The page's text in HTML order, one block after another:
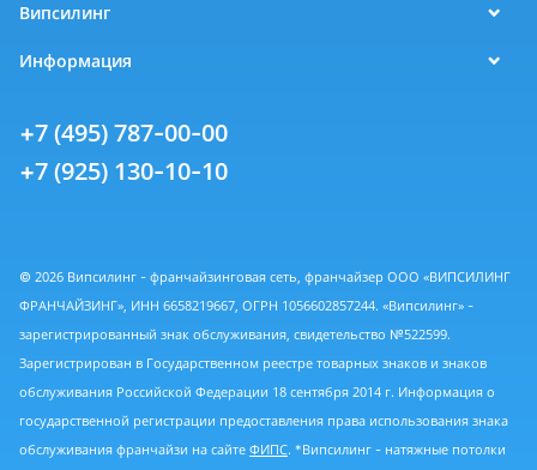
Випсилинг
Информация
+7 (495) 787-00-00
+7 (925) 130-10-10
© 2026 Випсилинг - франчайзинговая сеть, франчайзер ООО «ВИПСИЛИНГ
ФРАНЧАЙЗИНГ», ИНН 6658219667, ОГРН 1056602857244. «Випсилинг» -
зарегистрированный знак обслуживания, свидетельство №522599.
Зарегистрирован в Государственном реестре товарных знаков и знаков
обслуживания Российской Федерации 18 сентября 2014 г. Информация о
государственной регистрации предоставления права использования знака
обслуживания франчайзи на сайте ФИПС. *Випсилинг - натяжные потолки